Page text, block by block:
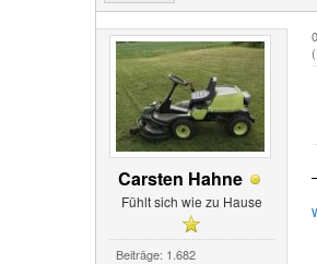
Carsten Hahne
Fühlt sich wie zu Hause
Beiträge: 1.682